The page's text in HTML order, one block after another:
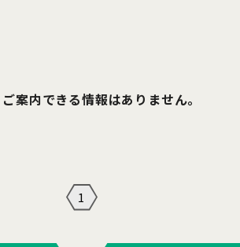
案内できる情報はありません。
1